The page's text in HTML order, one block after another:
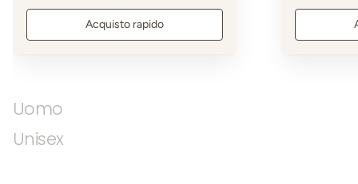
Acquisto rapido
Uomo
Unisex